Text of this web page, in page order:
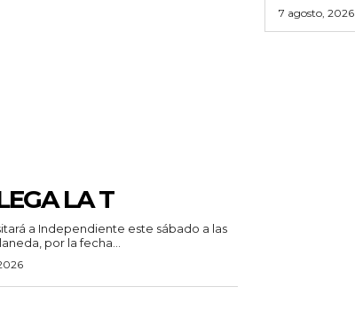
LA T
a Independiente este sábado a las
por la fecha...
7 agosto, 2026